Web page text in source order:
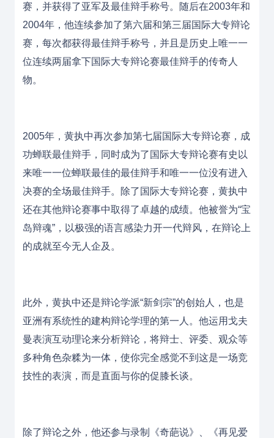
赛，并获得了亚军及最佳辩手称号。随后在2003年和
2004年，他连续参加了第六届和第三届国际大专辩论
赛，每次都获得最佳辩手称号，并且是历史上唯一一
位连续两届拿下国际大专辩论赛最佳辩手的传奇人
物。
2005年，黄执中再次参加第七届国际大专辩论赛，成
功蝉联最佳辩手，同时成为了国际大专辩论赛有史以
来唯一一位蝉联最佳的最佳辩手和唯一一位没有进入
决赛的全场最佳辩手。除了国际大专辩论赛，黄执中
还在其他辩论赛事中取得了卓越的成绩。他被誉为“宝
岛辩魂”，以极强的语言感染力开一代辩风，在辩论上
的成就至今无人企及。
此外，黄执中还是辩论学派“新剑宗”的创始人，也是
亚洲有系统性的建构辩论学理的第一人。他运用戈夫
曼表演互动理论来分析辩论，将辩士、评委、观众等
多种角色杂糅为一体，使你完全感觉不到这是一场竞
技性的表演，而是直面与你的促膝长谈。
除了辩论之外，他还参与录制《奇葩说》、《再见爱